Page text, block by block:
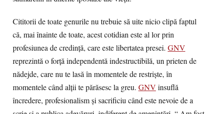
Cititorii de toate genurile nu trebuie să uite nicio clipă faptul
că, mai înainte de toate, acest cotidian este al lor prin
profesiunea de credinţă, care este libertatea presei. GNV
reprezintă o forţă independentă indestructibilă, un prieten de
nădejde, care nu te lasă în momentele de restrişte, în
momentele când alţii te părăsesc la greu. GNV insuflă
încredere, profesionalism şi sacrificiu când este nevoie de a